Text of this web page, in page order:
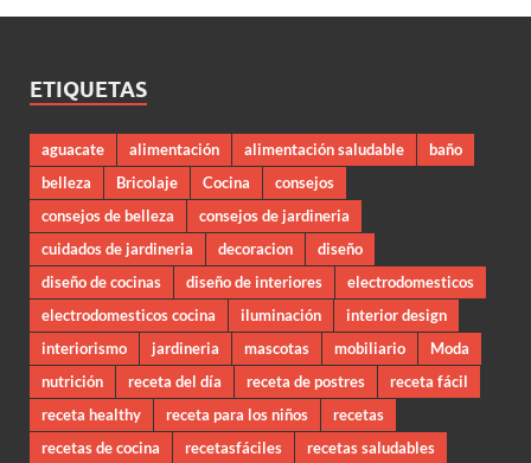
ETIQUETAS
aguacate alimentación alimentación saludable
baño
belleza
Bricolaje Cocina
consejos
consejos de belleza
consejos de jardineria
cuidados de jardineria
decoracion
diseño
diseño de cocinas
diseño de interiores
electrodomesticos
electrodomesticos cocina
iluminación
interior design
interiorismo
jardineria mascotas mobiliario
Moda
nutrición
receta del día receta de postres
receta fácil
receta healthy
receta para los niños
recetas
recetas de cocina
recetasfáciles recetas saludables